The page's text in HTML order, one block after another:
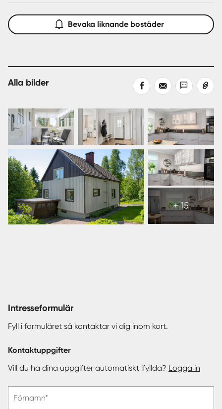
Bevaka liknande bostäder
Alla bilder
Dela
Dela
med
Dela
med
Kopiera
länk
+ 15
Visa
alla
21
bilder
Intresseformulär
Fyll i formuläret så kontaktar vi dig inom kort.
Kontaktuppgifter
Vill du ha dina uppgifter automatiskt ifyllda? Logga in
ange
Förnamn*